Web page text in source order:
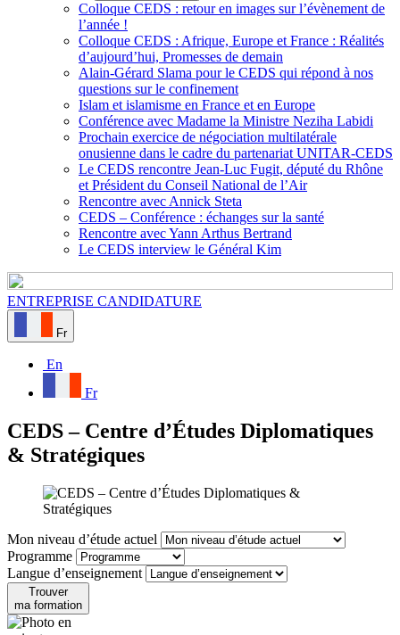
Colloque CEDS : retour en images sur l’évènement de
l’année !
Colloque CEDS : Afrique, Europe et France : Réalités
d’aujourd’hui, Promesses de demain
Alain-Gérard Slama pour le CEDS qui répond à nos
questions sur le confinement
Islam et islamisme en France et en Europe
Conférence avec Madame la Ministre Neziha Labidi
Prochain exercice de négociation multilatérale
onusienne dans le cadre du partenariat UNITAR-CEDS
Le CEDS rencontre Jean-Luc Fugit, député du Rhône
et Président du Conseil National de l’Air
Rencontre avec Annick Steta
CEDS – Conférence : échanges sur la santé
Rencontre avec Yann Arthus Bertrand
Le CEDS interview le Général Kim
ENTREPRISE CANDIDATURE
Fr
En
Fr
CEDS – Centre d’Études Diplomatiques
& Stratégiques
Mon niveau d’étude actuel
Programme
Langue d’enseignement
Trouver
ma formation